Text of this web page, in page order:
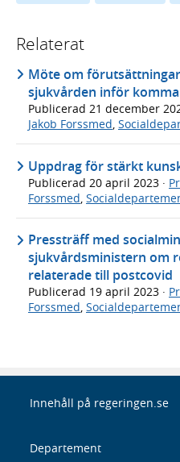
Relaterat
Möte om
sjukvården inför
Publicerad 21 december
Jakob Forssmed,
Uppdrag för stärkt
Publicerad 20 april 2023 ·
Forssmed
Pressträff med
sjukvårdsministern om
relaterade till postcovid
Publicerad 19 april 2023 ·
Forssmed,
Innehåll på regeringen.se
Departement